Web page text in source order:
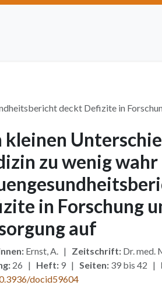
deckt Defizite in
kleinen
zu wenig wahr
in Forschung
auf
Ernst, A. | Zeitschrift:Dr. med.
26 | Heft:9 | Seiten:39 bis 42 |
docid59604